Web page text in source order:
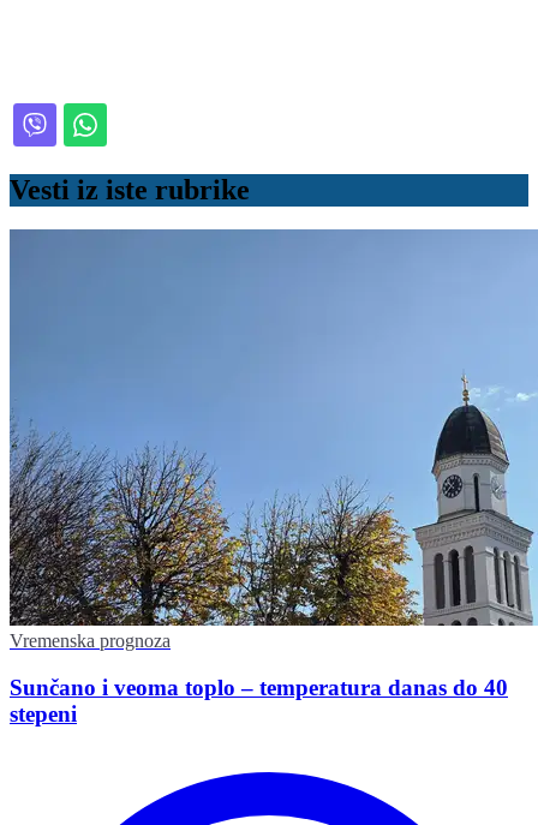
Vesti iz iste rubrike
Vremenska prognoza
Sunčano i veoma toplo – temperatura danas do 40
stepeni